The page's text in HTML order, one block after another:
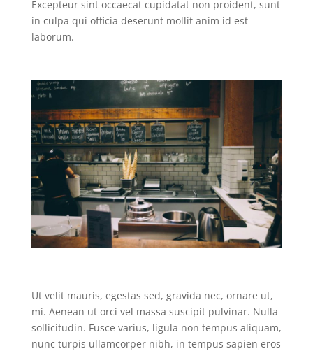
Excepteur sint occaecat cupidatat non proident, sunt
in culpa qui officia deserunt mollit anim id est
laborum.
Ut velit mauris, egestas sed, gravida nec, ornare ut,
mi. Aenean ut orci vel massa suscipit pulvinar. Nulla
sollicitudin. Fusce varius, ligula non tempus aliquam,
nunc turpis ullamcorper nibh, in tempus sapien eros